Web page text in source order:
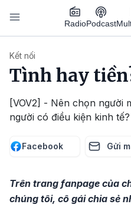
Nhảy đến nội dung
RadioPodcast
Kết nối
Tình hay
[VOV2] - Nên chọn người
người có điều kiện kinh tế?
Facebook Gửi
Trên trang fanpage của
chúng tôi, cô gái chia sẻ